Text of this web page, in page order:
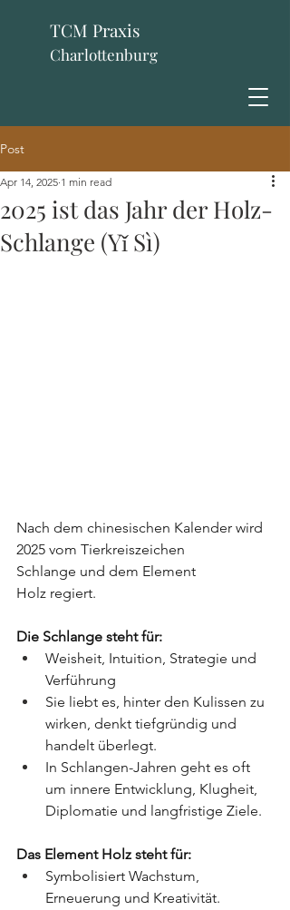
TCM Praxis
Charlottenburg
Post
2025 ist das Jahr der Holz-
Schlange (Yǐ Sì)
Apr 14, 2025 1 min read
Nach dem chinesischen Kalender wird
2025 vom Tierkreiszeichen
Schlange und dem Element
Holz regiert.
Die Schlange steht für:
Weisheit, Intuition, Strategie und
Verführung
Sie liebt es, hinter den Kulissen zu
wirken, denkt tiefgründig und
handelt überlegt.
In Schlangen-Jahren geht es oft
um innere Entwicklung, Klugheit,
Diplomatie und langfristige Ziele.
Das Element Holz steht für:
Symbolisiert Wachstum,
Erneuerung und Kreativität.